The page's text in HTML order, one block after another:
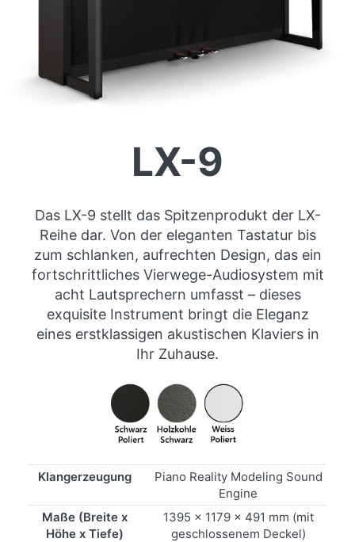
LX-9
Das LX-9 stellt das Spitzenprodukt der LX-
Reihe dar. Von der eleganten Tastatur bis
zum schlanken, aufrechten Design, das ein
fortschrittliches Vierwege-Audiosystem mit
acht Lautsprechern umfasst – dieses
exquisite Instrument bringt die Eleganz
eines erstklassigen akustischen Klaviers in
Ihr Zuhause.
Klangerzeugung
Piano Reality Modeling Sound
Engine
Maße (Breite x
Höhe x Tiefe)
1395 x 1179 x 491 mm (mit
geschlossenem Deckel)